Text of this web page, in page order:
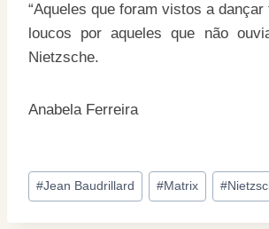
“Aqueles que foram vistos a
loucos por aqueles que não
Nietzsche.
Anabela Ferreira
Post
Tags:
#Jean Baudrillard #Matrix #